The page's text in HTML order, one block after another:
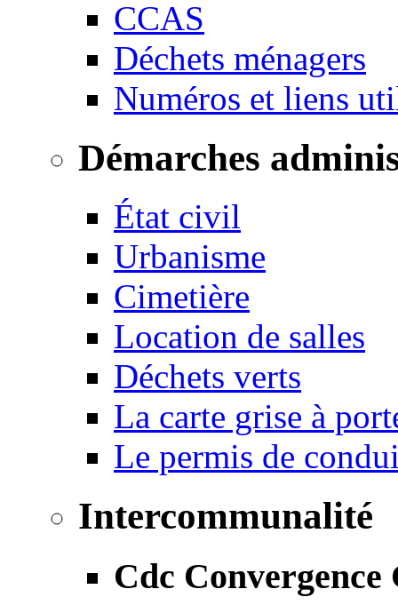
CCAS
Déchets ménagers
Numéros et liens
Démarches
État civil
Urbanisme
Cimetière
Location de salles
Déchets verts
La carte grise à
Le permis de
Intercommunalité
Cdc Convergence